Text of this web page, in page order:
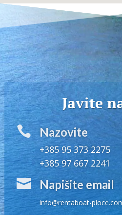
Javite
 Nazovite
+385 95 373 2275
+385 97 667 2241
 Napišite email
info@rentaboat-